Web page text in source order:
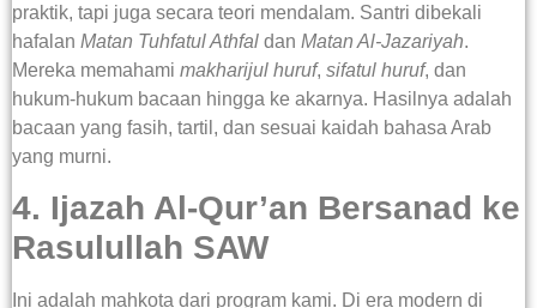
praktik, tapi juga secara teori mendalam. Santri dibekali
hafalan Matan Tuhfatul Athfal dan Matan Al-Jazariyah.
Mereka memahami makharijul huruf, sifatul huruf, dan
hukum-hukum bacaan hingga ke akarnya. Hasilnya adalah
bacaan yang fasih, tartil, dan sesuai kaidah bahasa Arab
yang murni.
4. Ijazah Al-Qur’an Bersanad ke
Rasulullah SAW
Ini adalah mahkota dari program kami. Di era modern di